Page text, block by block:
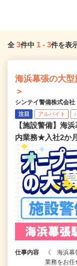
全 3件中 1 - 3件を表
海浜幕張の大型
＞
シンテイ警備株式会
注目 アルバイト
【施設警備】海
内業務★入社2か
仕事内容
《 海浜幕
業務をお